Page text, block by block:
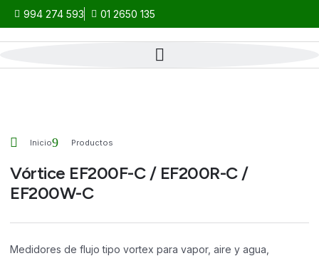
994 274 593 01 2650 135
Inicio Productos
Vórtice EF200F-C / EF200R-C /
EF200W-C
Medidores de flujo tipo vortex para vapor, aire y agua,